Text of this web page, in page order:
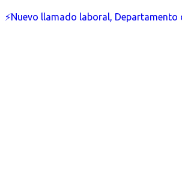
⚡Nuevo llamado laboral, Departamento